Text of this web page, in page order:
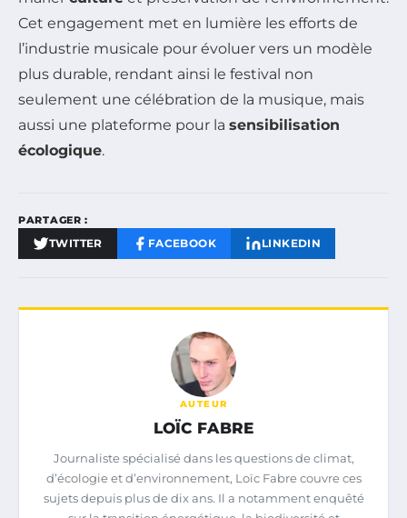
Cet engagement met en lumière les efforts de
l’industrie musicale pour évoluer vers un modèle
plus durable, rendant ainsi le festival non
seulement une célébration de la musique, mais
aussi une plateforme pour la sensibilisation
écologique.
PARTAGER :
TWITTER FACEBOOK LINKEDIN
AUTEUR
LOÏC FABRE
Journaliste spécialisé dans les questions de climat,
d’écologie et d’environnement, Loïc Fabre couvre ces
sujets depuis plus de dix ans. Il a notamment enquêté